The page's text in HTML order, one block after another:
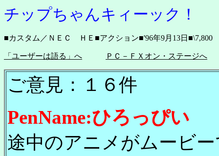
チップちゃんキィーック！
■カスタム／ＮＥＣ ＨＥ■アクション■'96年9月13日■\7,800
「ユーザーは語る」へ ＰＣ－ＦＸオン・ステージへ
ご意見：１６件
PenName:ひろっぴい
途中のアニメがムービ